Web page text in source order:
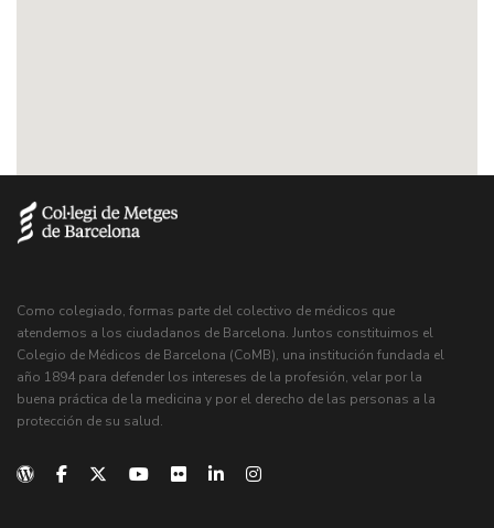
Como colegiado, formas parte del colectivo de médicos que
atendemos a los ciudadanos de Barcelona. Juntos constituimos el
Colegio de Médicos de Barcelona (CoMB), una institución fundada el
año 1894 para defender los intereses de la profesión, velar por la
buena práctica de la medicina y por el derecho de las personas a la
protección de su salud.